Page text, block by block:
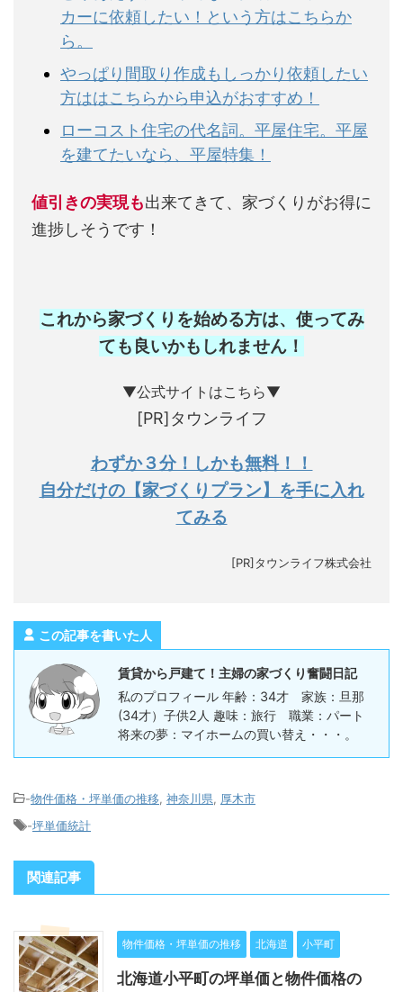
カーに依頼したい！という方はこちらか
ら。
やっぱり間取り作成もしっかり依頼したい
方ははこちらから申込がおすすめ！
ローコスト住宅の代名詞。平屋住宅。平屋
を建てたいなら、平屋特集！
値引きの実現も出来てきて、家づくりがお得に
進捗しそうです！
これから家づくりを始める方は、使ってみ
ても良いかもしれません ！
▼公式サイトはこちら▼
[PR]タウンライフ
わずか３分！しかも無料！！
自分だけの【家づくりプラン】を手に入れ
てみる
[PR]タウンライフ株式会社
この記事を書いた人
賃貸から戸建て！主婦の家づくり奮闘日記
私のプロフィール 年齢：34才 家族：旦那
(34才）子供2人 趣味：旅行 職業：パート
将来の夢：マイホームの買い替え・・・。
-物件価格・坪単価の推移 神奈川県
厚木市
-坪単価統計
関連記事
物件価格・坪単価の推移 北海道 小平町
北海道小平町の坪単価と物件価格の